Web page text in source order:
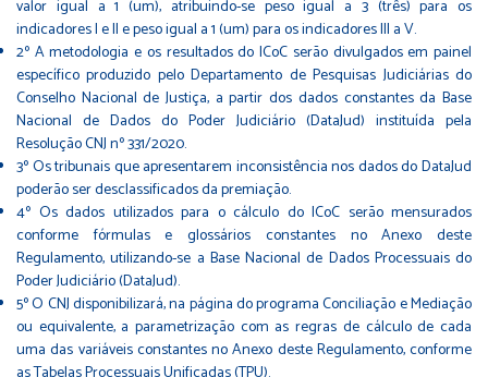
valor igual a 1 (um), atribuindo-se peso igual a 3 (três) para os
indicadores I e II e peso igual a 1 (um) para os indicadores III a V.
2º A metodologia e os resultados do ICoC serão divulgados em painel
específico produzido pelo Departamento de Pesquisas Judiciárias do
Conselho Nacional de Justiça, a partir dos dados constantes da Base
Nacional de Dados do Poder Judiciário (DataJud) instituída pela
Resolução CNJ nº 331/2020.
3º Os tribunais que apresentarem inconsistência nos dados do DataJud
poderão ser desclassificados da premiação.
4º Os dados utilizados para o cálculo do ICoC serão mensurados
conforme fórmulas e glossários constantes no Anexo deste
Regulamento, utilizando-se a Base Nacional de Dados Processuais do
Poder Judiciário (DataJud).
5º O CNJ disponibilizará, na página do programa Conciliação e Mediação
ou equivalente, a parametrização com as regras de cálculo de cada
uma das variáveis constantes no Anexo deste Regulamento, conforme